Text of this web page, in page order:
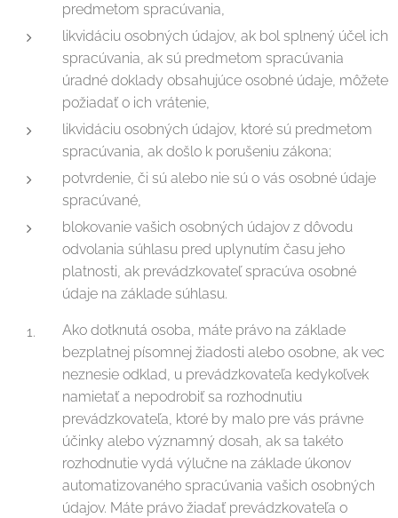
predmetom spracúvania,
likvidáciu osobných údajov, ak bol splnený účel ich
spracúvania, ak sú predmetom spracúvania
úradné doklady obsahujúce osobné údaje, môžete
požiadať o ich vrátenie,
likvidáciu osobných údajov, ktoré sú predmetom
spracúvania, ak došlo k porušeniu zákona;
potvrdenie, či sú alebo nie sú o vás osobné údaje
spracúvané,
blokovanie vašich osobných údajov z dôvodu
odvolania súhlasu pred uplynutím času jeho
platnosti, ak prevádzkovateľ spracúva osobné
údaje na základe súhlasu.
Ako dotknutá osoba, máte právo na základe
bezplatnej písomnej žiadosti alebo osobne, ak vec
neznesie odklad, u prevádzkovateľa kedykoľvek
namietať a nepodrobiť sa rozhodnutiu
prevádzkovateľa, ktoré by malo pre vás právne
účinky alebo významný dosah, ak sa takéto
rozhodnutie vydá výlučne na základe úkonov
automatizovaného spracúvania vašich osobných
údajov. Máte právo žiadať prevádzkovateľa o